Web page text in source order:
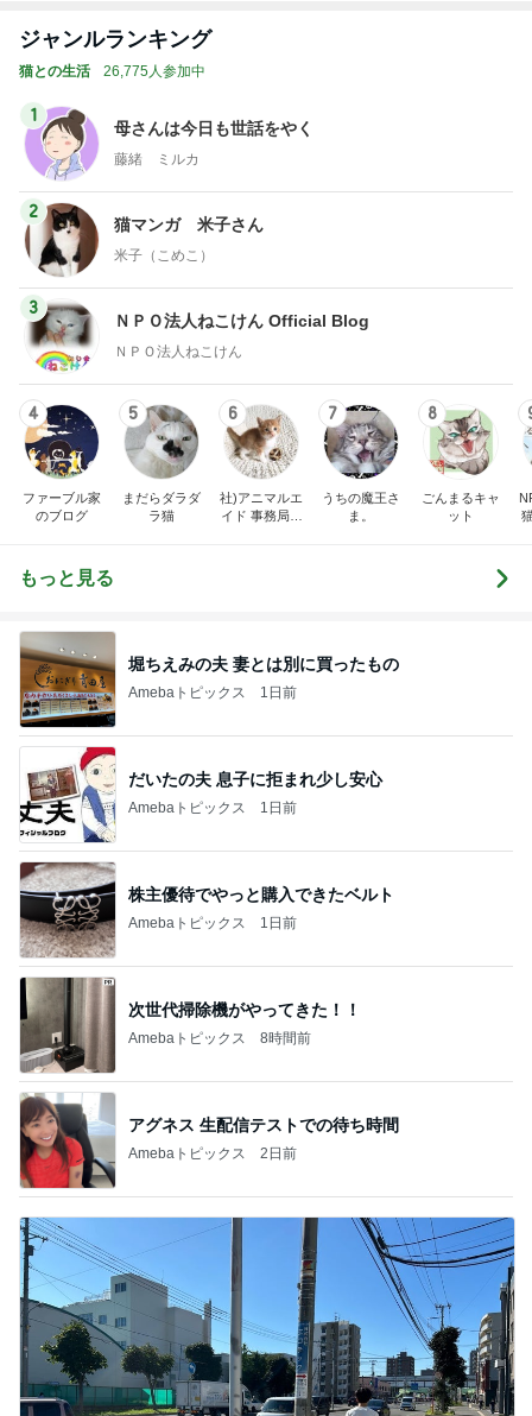
ジャンルランキング
猫との生活 26,775人参加中
1
母さんは今日も世話をやく
藤緒 ミルカ
2
猫マンガ 米子さん
米子（こめこ）
3
ＮＰＯ法人ねこけん Official Blog
ＮＰＯ法人ねこけん
4
ファーブル家
のブログ
5
まだらダラダ
ラ猫
6
社)アニマルエ
イド 事務局＆
7
うちの魔王さ
ま。
8
ごんまるキャ
ット
もっと見る
堀ちえみの夫 妻とは別に買ったもの
Amebaトピックス 1日前
だいたの夫 息子に拒まれ少し安心
Amebaトピックス 1日前
株主優待でやっと購入できたベルト
Amebaトピックス 1日前
次世代掃除機がやってきた！！
Amebaトピックス 8時間前
アグネス 生配信テストでの待ち時間
Amebaトピックス 2日前